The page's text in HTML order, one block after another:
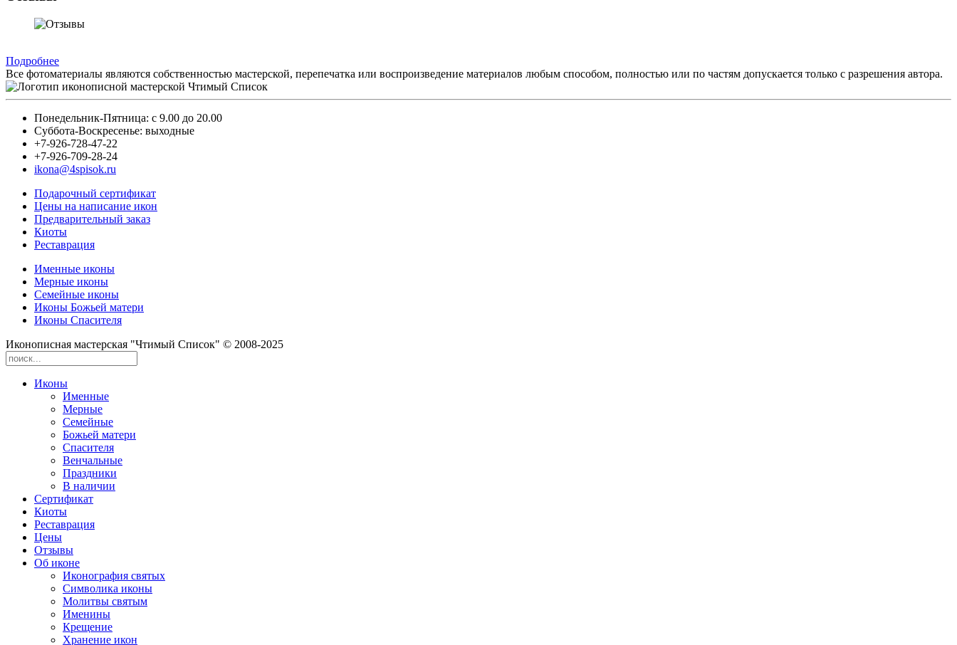
Подробнее
Все фотоматериалы являются собственностью мастерской, перепечатка или воспроизведение материалов любым способом, полностью или по частям допускается только с разрешения автора.
Понедельник-Пятница: с 9.00 до 20.00
Суббота-Воскресенье: выходные
+7-926-728-47-22
+7-926-709-28-24
ikona@4spisok.ru
Подарочный сертификат
Цены на написание икон
Предварительный заказ
Киоты
Реставрация
Именные иконы
Мерные иконы
Семейные иконы
Иконы Божьей матери
Иконы Спасителя
Иконописная мастерская "Чтимый Список" © 2008-2025
Иконы
Именные
Мерные
Семейные
Божьей матери
Спасителя
Венчальные
Праздники
В наличии
Сертификат
Киоты
Реставрация
Цены
Отзывы
Об иконе
Иконография святых
Символика иконы
Молитвы святым
Именины
Крещение
Хранение икон